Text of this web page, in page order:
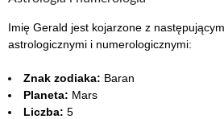
Imię Gerald jest kojarzone z
astrologicznymi i numerologicznymi:
Znak zodiaka: Baran
Planeta: Mars
Liczba: 5